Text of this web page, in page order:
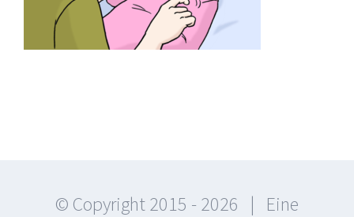
© Copyright 2015 -2026 | Eine